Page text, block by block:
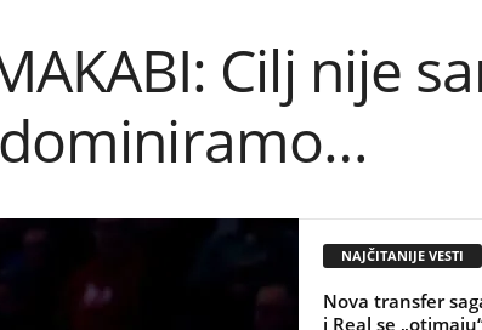
Cilj nije
NAJČITANIJE VESTI
Nova transfer
i Real se